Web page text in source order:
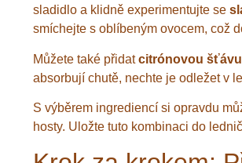
sladidlo a klidně experimentujte se
smíchejte s oblíbeným ovocem, což
Můžete také přidatcitrónovou šťávu
absorbují chutě, nechte je odležet v
S výběrem ingrediencí si opravdu
hosty. Uložte tuto kombinaci do